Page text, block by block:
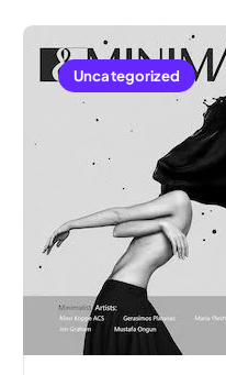
Uncategorized